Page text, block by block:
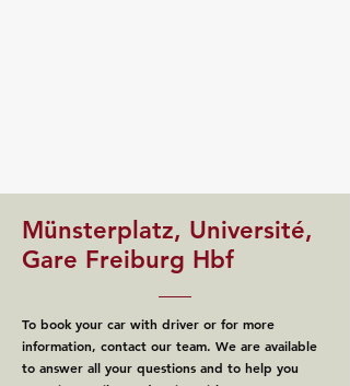
Münsterplatz, Université,
Gare Freiburg Hbf
To book your car with driver or for more
information, contact our team. We are available
to answer all your questions and to help you